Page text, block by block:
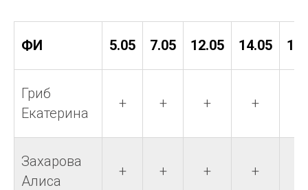
ФИ 5.05 7.05 12.05 14.05
Гриб
Екатерина
+ + + +
Захарова
Алиса
+ + + +